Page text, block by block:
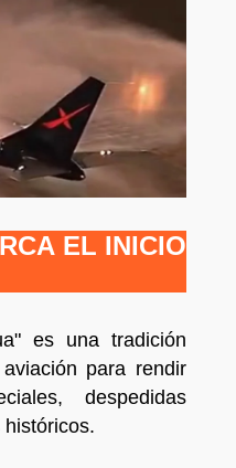
EL INICIO
es una tradición
para rendir
despedidas